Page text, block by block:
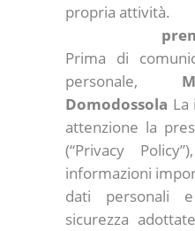
propria attività.
Prima di
personale,
Domodossola La
attenzione la
(“Privacy
informazioni
dati personali
sicurezza